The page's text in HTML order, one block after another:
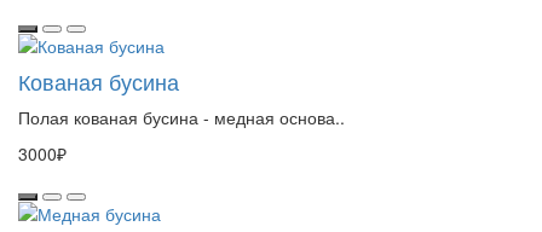
Кованая бусина
Полая кованая бусина - медная основа..
3000₽